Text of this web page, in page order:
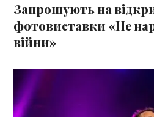
Запрошують на
фотовиставки «Не
війни»